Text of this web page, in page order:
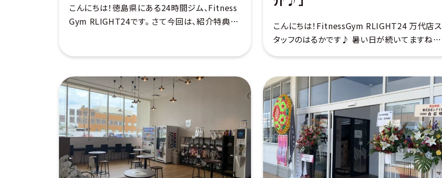
こんにちは！徳島県にある24時間ジム、Fitness
Gym RLIGHT24です。 さて今回は、紹介特典の
こんにちは！FitnessGym RLIGHT24 万代店ス
タッフのはるかです♪ 暑い日が続いてますね！！
今回はストレッチエリアのご紹介♪ 受付横に広
レッチポールやフォーム […]